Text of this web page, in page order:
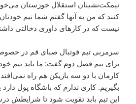
نیمکت‌نشینان استقلال خوزستان
کنند که من به آنها گفتم شما تیم
نیست که در کارهای داوری دخالتی
سرمربی تیم فوتبال صبای قم در
برای نیم فصل دوم گفت: ما باید تیم
کارمان با دو سه بازیکن هم راه
بگیریم. کاری ندارم که باشگاه پول
این تیم باید تقویت شود تا شرایطش